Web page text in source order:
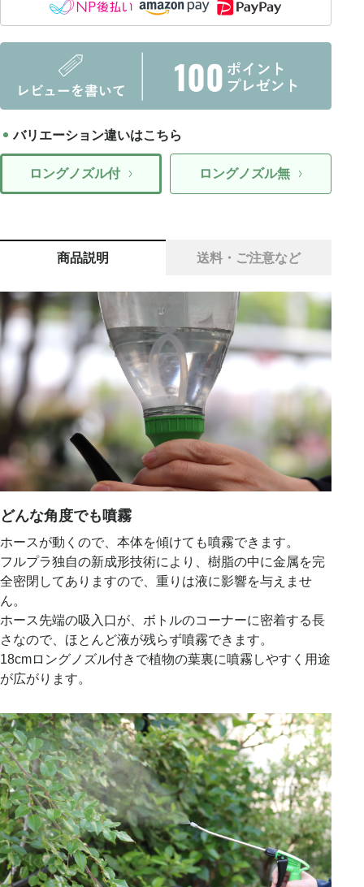
バリエーション違いはこちら
ロングノズル付 ロングノズル無
商品説明 送料・ご注意など
どんな角度でも噴霧
ホースが動くので、本体を傾けても噴霧できます。
フルプラ独自の新成形技術により、樹脂の中に金属を完
全密閉してありますので、重りは液に影響を与えませ
ん。
ホース先端の吸入口が、ボトルのコーナーに密着する長
さなので、ほとんど液が残らず噴霧できます。
18cmロングノズル付きで植物の葉裏に噴霧しやすく用途
が広がります。